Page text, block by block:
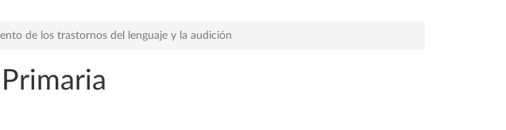
de los trastornos del lenguaje y la audición